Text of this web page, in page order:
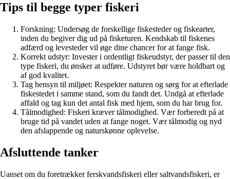
Tips til begge typer fiskeri
Forskning: Undersøg de forskellige fiskesteder og fiskearter,
inden du begiver dig ud på fisketuren. Kendskab til fiskenes
adfærd og levesteder vil øge dine chancer for at fange fisk.
Korrekt udstyr: Invester i ordentligt fiskeudstyr, der passer til den
type fiskeri, du ønsker at udføre. Udstyret bør være holdbart og
af god kvalitet.
Tag hensyn til miljøet: Respekter naturen og sørg for at efterlade
fiskestedet i samme stand, som du fandt det. Undgå at efterlade
affald og tag kun det antal fisk med hjem, som du har brug for.
Tålmodighed: Fiskeri kræver tålmodighed. Vær forberedt på at
bruge tid på vandet uden at fange noget. Vær tålmodig og nyd
den afslappende og naturskønne oplevelse.
Afsluttende tanker
Uanset om du foretrækker ferskvandsfiskeri eller saltvandsfiskeri, er